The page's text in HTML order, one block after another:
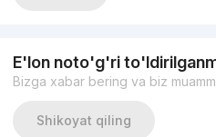
E'lon noto'g'ri
Bizga xabar bering va biz
Shikoyat qiling